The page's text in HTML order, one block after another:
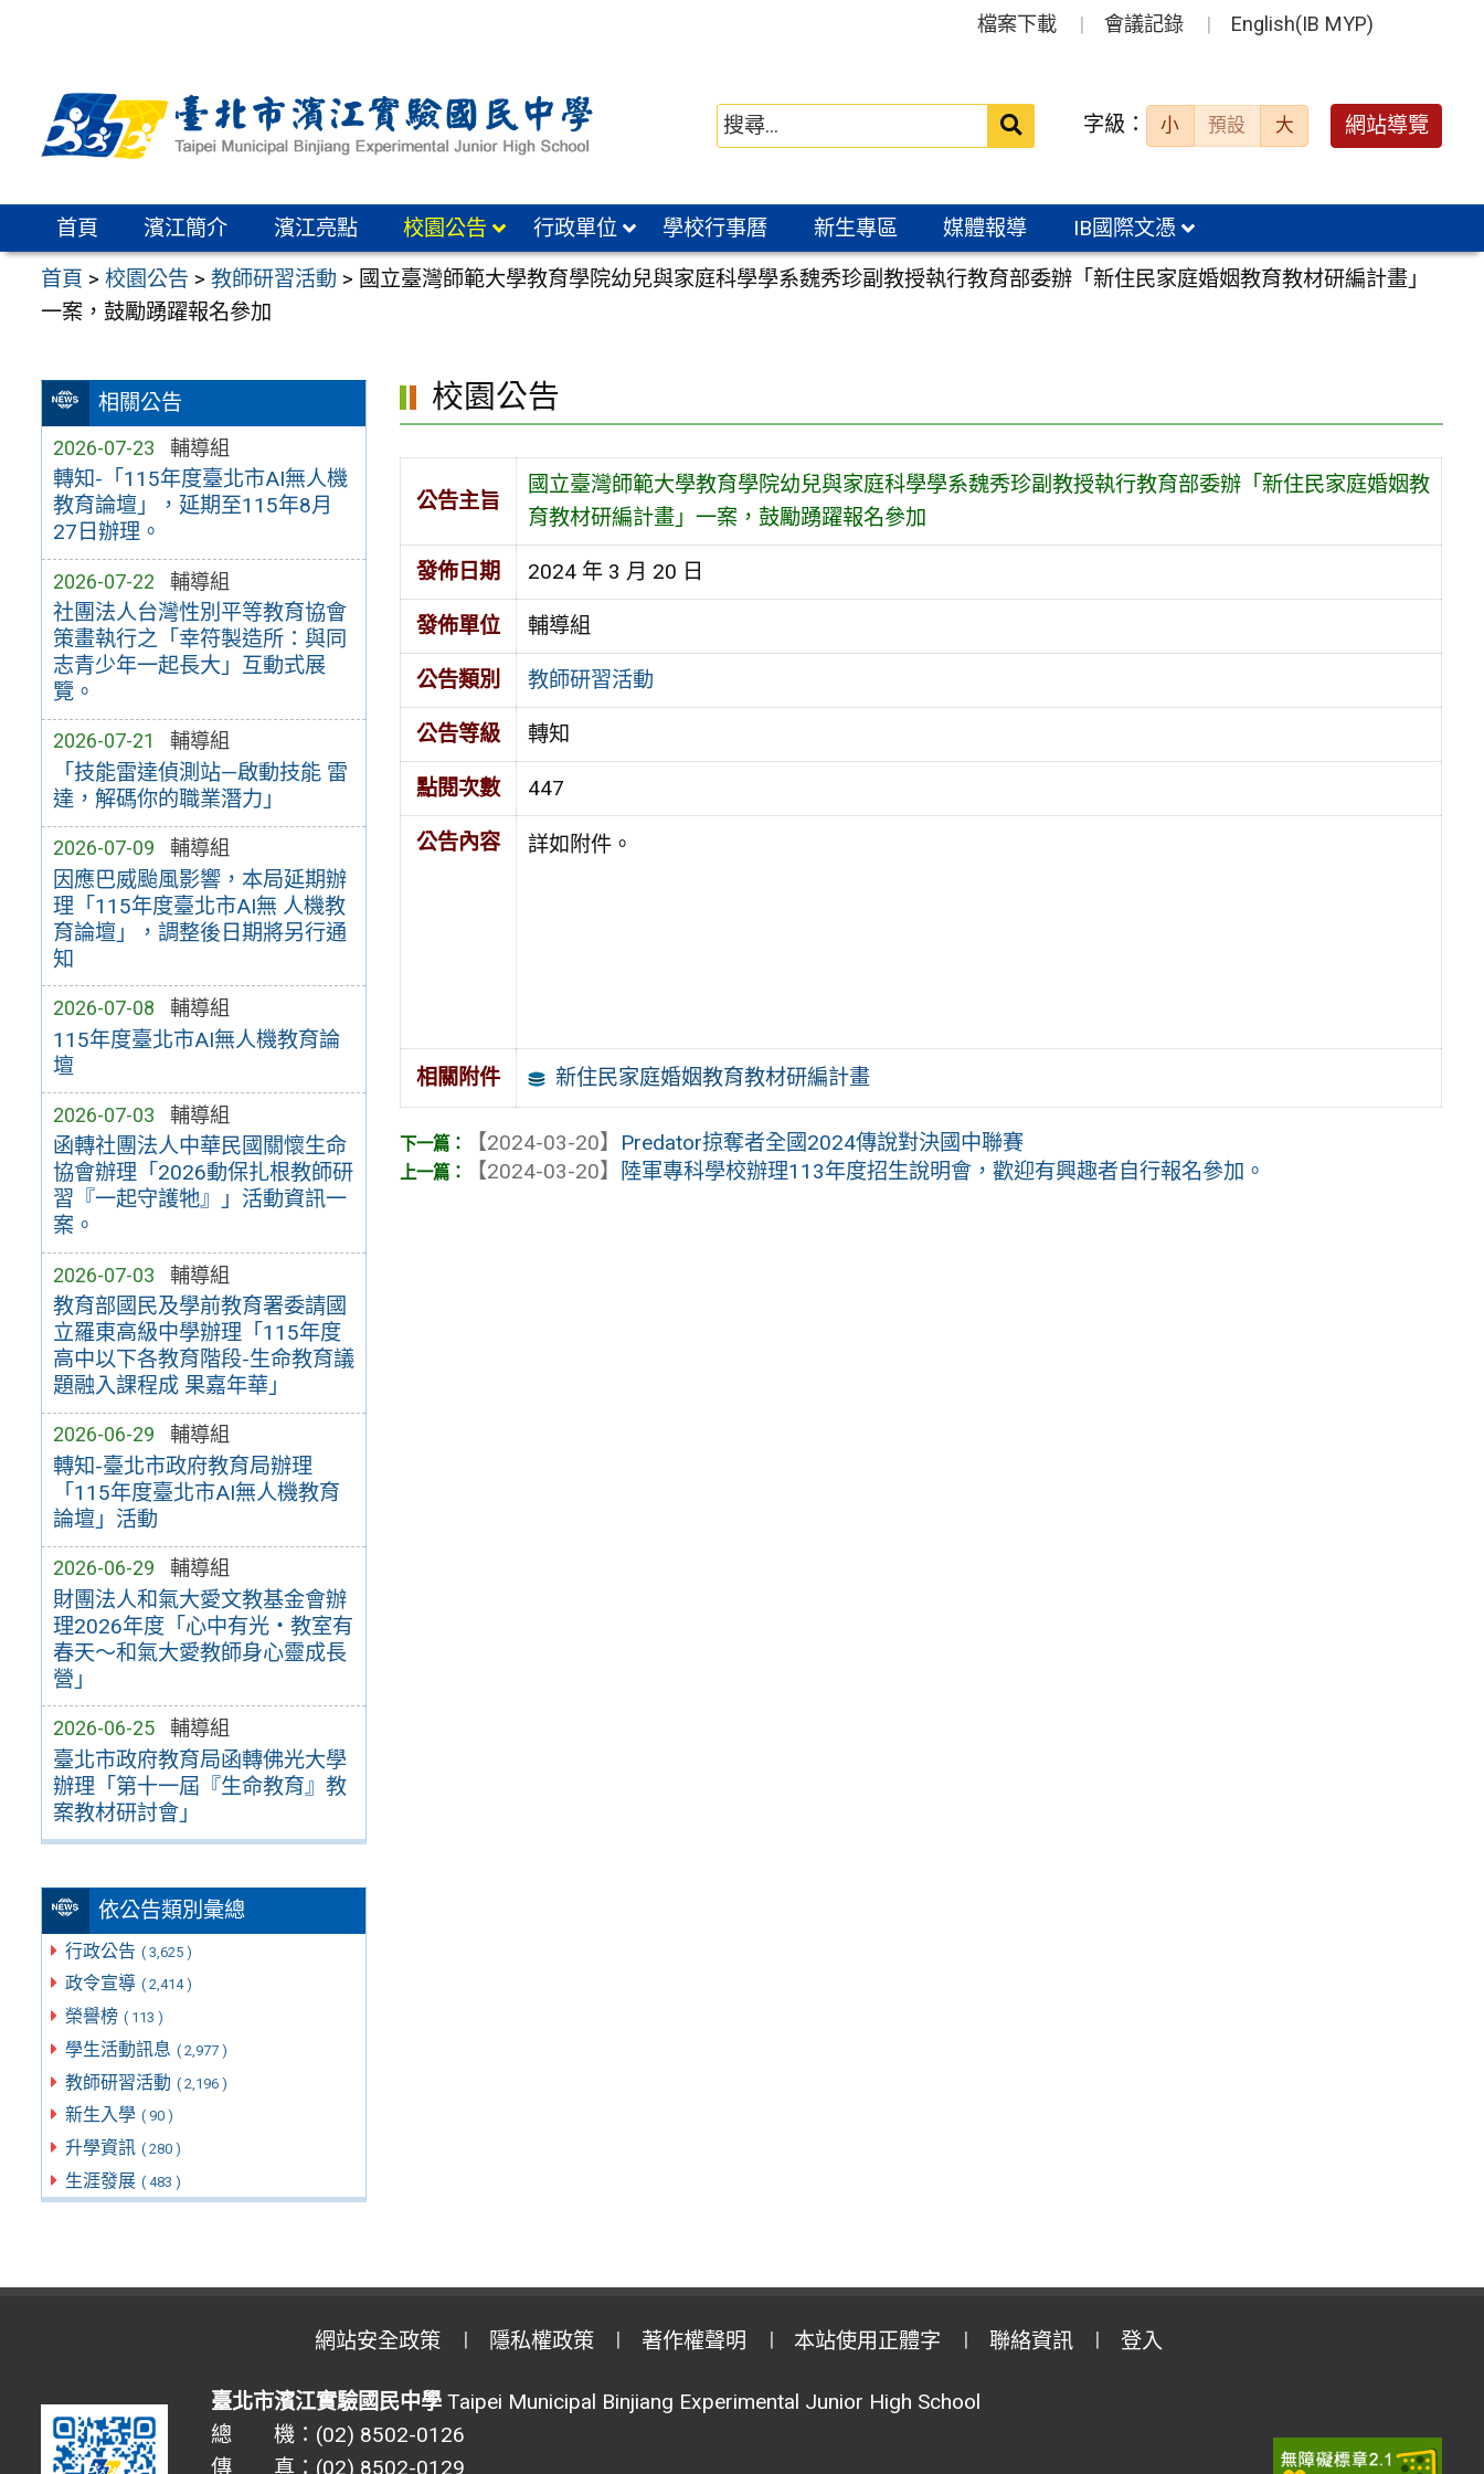
區
檔案下載 會議記錄 English(IB MYP)
送出 字級： 小 預設 大 網站導覽
首頁 濱江簡介 濱江亮點 校園公告 行政單位 學校行事曆 新生專區 媒體報導 IB國際文憑
首頁 >校園公告 >教師研習活動 > 國立臺灣師範大學教育學院幼兒與家庭科學學系魏秀珍副教授執行教育部委辦「新住民家庭婚姻教育教材研編計畫」
一案，鼓勵踴躍報名參加
相關公告
2026-07-23 輔導組
轉知-「115年度臺北市AI無人機
教育論壇」，延期至115年8月
27日辦理。
2026-07-22 輔導組
社團法人台灣性別平等教育協會
策畫執行之「幸符製造所：與同
志青少年一起長大」互動式展
覽。
2026-07-21 輔導組
「技能雷達偵測站—啟動技能 雷
達，解碼你的職業潛力」
2026-07-09 輔導組
因應巴威颱風影響，本局延期辦
理「115年度臺北市AI無 人機教
育論壇」，調整後日期將另行通
知
2026-07-08 輔導組
115年度臺北市AI無人機教育論
壇
2026-07-03 輔導組
函轉社團法人中華民國關懷生命
協會辦理「2026動保扎根教師研
習『一起守護牠』」活動資訊一
案。
2026-07-03 輔導組
教育部國民及學前教育署委請國
立羅東高級中學辦理「115年度
高中以下各教育階段-生命教育議
題融入課程成 果嘉年華」
2026-06-29 輔導組
轉知-臺北市政府教育局辦理
「115年度臺北市AI無人機教育
論壇」活動
2026-06-29 輔導組
財團法人和氣大愛文教基金會辦
理2026年度「心中有光・教室有
春天～和氣大愛教師身心靈成長
營」
2026-06-25 輔導組
臺北市政府教育局函轉佛光大學
辦理「第十一屆『生命教育』教
案教材研討會」
依公告類別彙總
行政公告 ( 3,625 )
政令宣導 ( 2,414 )
榮譽榜 ( 113 )
學生活動訊息 ( 2,977 )
教師研習活動 ( 2,196 )
新生入學 ( 90 )
升學資訊 ( 280 )
生涯發展 ( 483 )
校園公告
公告主旨
國立臺灣師範大學教育學院幼兒與家庭科學學系魏秀珍副教授執行教育部委辦「新住民家庭婚姻教
育教材研編計畫」一案，鼓勵踴躍報名參加
發佈日期 2024 年 3 月 20 日
發佈單位 輔導組
公告類別 教師研習活動
公告等級 轉知
點閱次數 447
公告內容 詳如附件。
相關附件 新住民家庭婚姻教育教材研編計畫
【2024-03-20】 Predator掠奪者全國2024傳說對決國中聯賽
【2024-03-20】
陸軍專科學校辦理113年度招生說明會，歡迎有興趣者自行報名參加。
網站安全政策 隱私權政策 著作權聲明 本站使用正體字 聯絡資訊 登入
臺北市濱江實驗國民中學Taipei Municipal Binjiang Experimental Junior High School
總 機：(02) 8502-0126
傳 真：(02) 8502-0129